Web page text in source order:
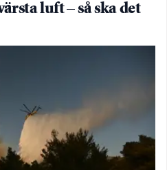
luft – så ska det